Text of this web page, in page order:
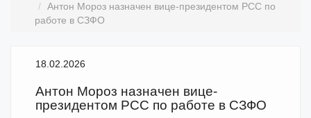
Антон Мороз назначен вице-президентом РСС по
работе в СЗФО
18.02.2026
Антон Мороз назначен вице-
президентом РСС по работе в СЗФО